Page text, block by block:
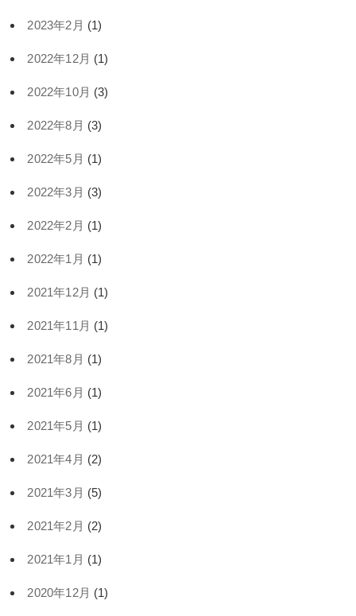
2023年2月 (1)
2022年12月 (1)
2022年10月 (3)
2022年8月 (3)
2022年5月 (1)
2022年3月 (3)
2022年2月 (1)
2022年1月 (1)
2021年12月 (1)
2021年11月 (1)
2021年8月 (1)
2021年6月 (1)
2021年5月 (1)
2021年4月 (2)
2021年3月 (5)
2021年2月 (2)
2021年1月 (1)
2020年12月 (1)